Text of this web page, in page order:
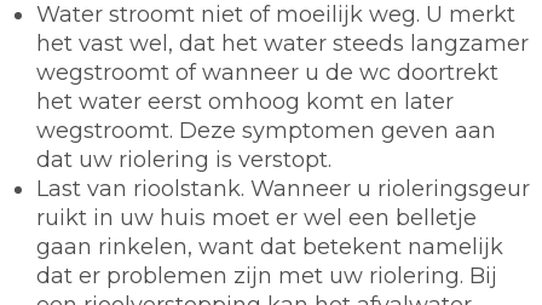
Water stroomt niet of moeilijk weg. U merkt
het vast wel, dat het water steeds langzamer
wegstroomt of wanneer u de wc doortrekt
het water eerst omhoog komt en later
wegstroomt. Deze symptomen geven aan
dat uw riolering is verstopt.
Last van rioolstank. Wanneer u rioleringsgeur
ruikt in uw huis moet er wel een belletje
gaan rinkelen, want dat betekent namelijk
dat er problemen zijn met uw riolering. Bij